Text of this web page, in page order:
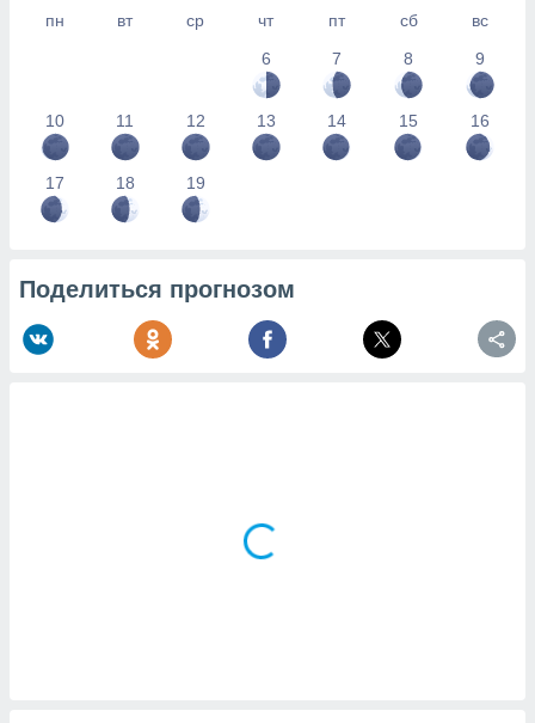
пн вт ср чт пт сб
вс
6
7 8 9
10 11 12 13 14 15 16
17 18 19
Поделиться прогнозом